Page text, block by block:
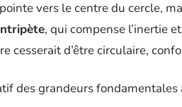
vers le centre du cercle,
, qui compense l’inertie
cesserait d’être circulaire,
des grandeurs fondamentales